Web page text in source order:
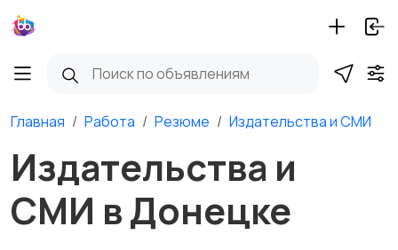
Главная Работа Резюме Издательства и СМИ
Издательства и
СМИ в Донецке